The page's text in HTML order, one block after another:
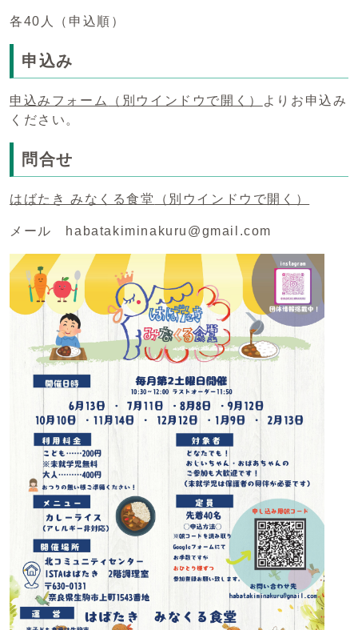
各40人（申込順）
申込み
申込みフォーム （別ウインドウで開く）
よりお申込み
ください。
問合せ
はばたき みなくる食堂 （別ウインドウで開く）
メール habatakiminakuru@gmail.com